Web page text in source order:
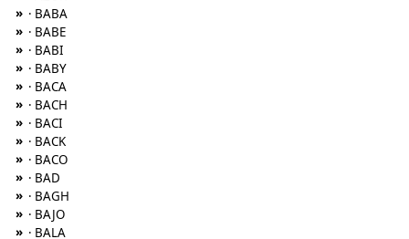
» · BABA
» · BABE
» · BABI
» · BABY
» · BACA
» · BACH
» · BACI
» · BACK
» · BACO
» · BAD
» · BAGH
» · BAJO
» · BALA